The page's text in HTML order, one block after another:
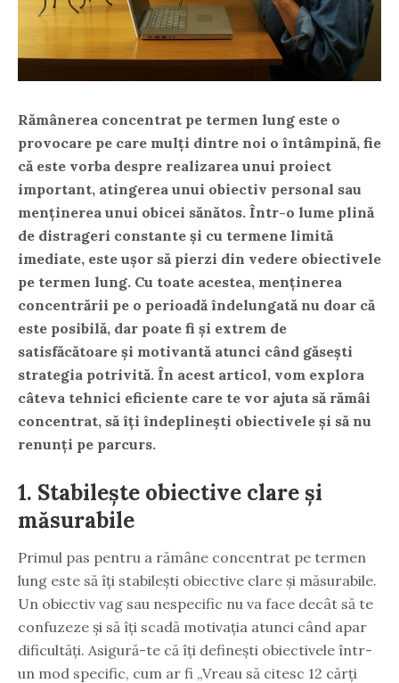
Rămânerea concentrat pe termen lung este o
provocare pe care mulți dintre noi o întâmpină, fie
că este vorba despre realizarea unui proiect
important, atingerea unui obiectiv personal sau
menținerea unui obicei sănătos. Într-o lume plină
de distrageri constante și cu termene limită
imediate, este ușor să pierzi din vedere obiectivele
pe termen lung. Cu toate acestea, menținerea
concentrării pe o perioadă îndelungată nu doar că
este posibilă, dar poate fi și extrem de
satisfăcătoare și motivantă atunci când găsești
strategia potrivită. În acest articol, vom explora
câteva tehnici eficiente care te vor ajuta să rămâi
concentrat, să îți îndeplinești obiectivele și să nu
renunți pe parcurs.
1. Stabilește obiective clare și
măsurabile
Primul pas pentru a rămâne concentrat pe termen
lung este să îți stabilești obiective clare și măsurabile.
Un obiectiv vag sau nespecific nu va face decât să te
confuzeze și să îți scadă motivația atunci când apar
dificultăți. Asigură-te că îți definești obiectivele într-
un mod specific, cum ar fi „Vreau să citesc 12 cărți